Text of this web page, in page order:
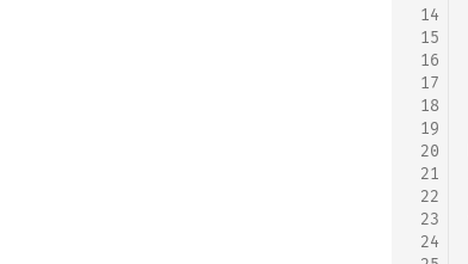
14
15
16
17
18
19
20
21
22
23
24